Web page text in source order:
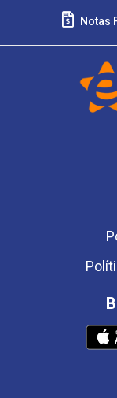
Notas